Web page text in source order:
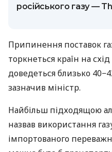
російського газу —
Припинення поставок
торкнеться країн на
доведеться близько
зазначив міністр.
Найбільш підходящою
назвав використання
імпортованого